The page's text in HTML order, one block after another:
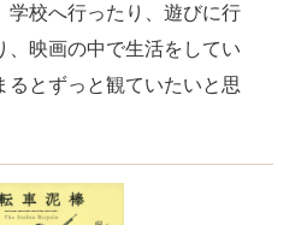
学校へ行ったり、遊びに行
、映画の中で生活をしてい
るとずっと観ていたいと思